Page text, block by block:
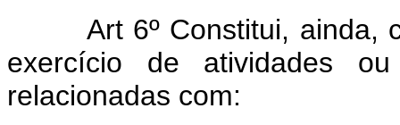
Art 6º Constitui, ainda,
exercício de atividades
relacionadas com: